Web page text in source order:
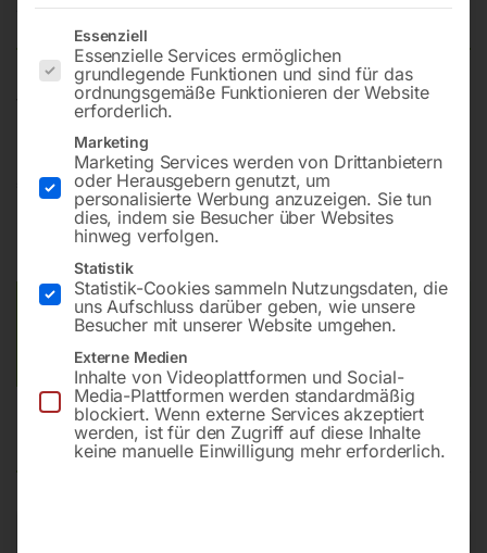
Nicht vorrätig
für DIAMATIC A-81-120 K/350STM 810-1250
222,00
inkl. MwSt. zzgl.Versandkosten
Versandkosten Standard (Österreich):€10,00
Bitte beachten Sie: Die Versandkosten gelten für Österreich.
Andere Länder können abweichen.
Produktsicherheit
Es folgt eine Liste der Service-Gruppen, für die eine
Essenziell
Essenzielle Services ermöglichen
grundlegende Funktionen und sind für das
ordnungsgemäße Funktionieren der Website
erforderlich.
Marketing
Marketing Services werden von Drittanbietern
oder Herausgebern genutzt, um
personalisierte Werbung anzuzeigen. Sie tun
dies, indem sie Besucher über Websites
hinweg verfolgen.
Statistik
Statistik-Cookies sammeln Nutzungsdaten, die
uns Aufschluss darüber geben, wie unsere
Besucher mit unserer Website umgehen.
Externe Medien
Inhalte von Videoplattformen und Social-
Media-Plattformen werden standardmäßig
blockiert. Wenn externe Services akzeptiert
werden, ist für den Zugriff auf diese Inhalte
keine manuelle Einwilligung mehr erforderlich.